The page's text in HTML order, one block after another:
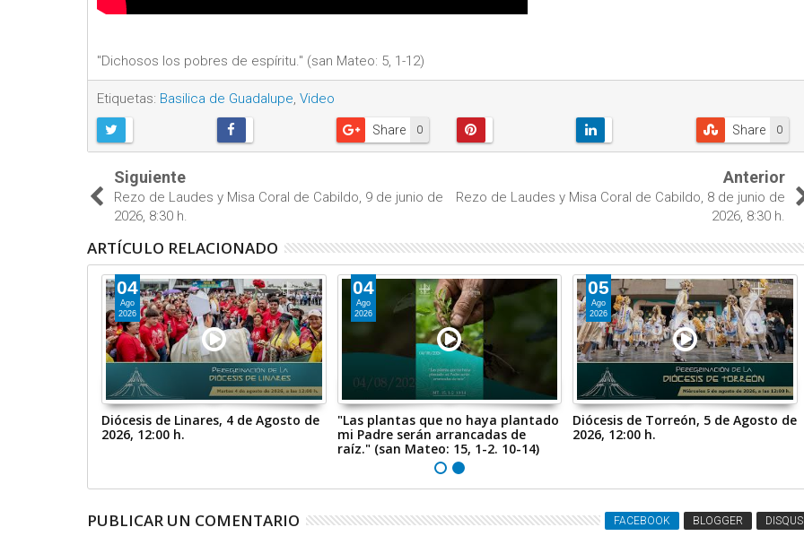
"Dichosos los pobres de espíritu." (san Mateo: 5, 1-12)
Etiquetas: Basilica de Guadalupe, Video
0
Share 0
Share
Siguiente
Rezo de Laudes y Misa Coral de Cabildo, 9 de junio de
2026, 8:30 h.
Anterior
Rezo de Laudes y Misa Coral de Cabildo, 8 de junio de
2026, 8:30 h.
ARTÍCULO RELACIONADO
04
Ago
2026
Diócesis de Linares, 4 de Agosto de
2026, 12:00 h.
04
Ago
2026
"Las plantas que no haya plantado
mi Padre serán arrancadas de
raíz." (san Mateo: 15, 1-2. 10-14)
05
Ago
2026
Diócesis de Torreón, 5 de Agosto de
2026, 12:00 h.
PUBLICAR UN COMENTARIO FACEBOOK BLOGGER DISQUS